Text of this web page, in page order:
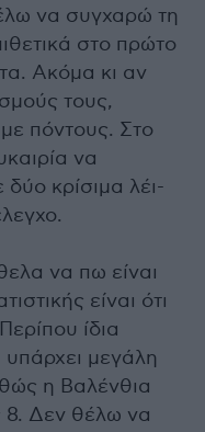
να συγχαρώ τη
στο πρώτο
Ακόμα κι αν
τους,
πόντους. Στο
να
κρίσιμα λέι-
να πω είναι
είναι ότι
ίδια
υπάρχει μεγάλη
η Βαλένθια
8. Δεν θέλω να